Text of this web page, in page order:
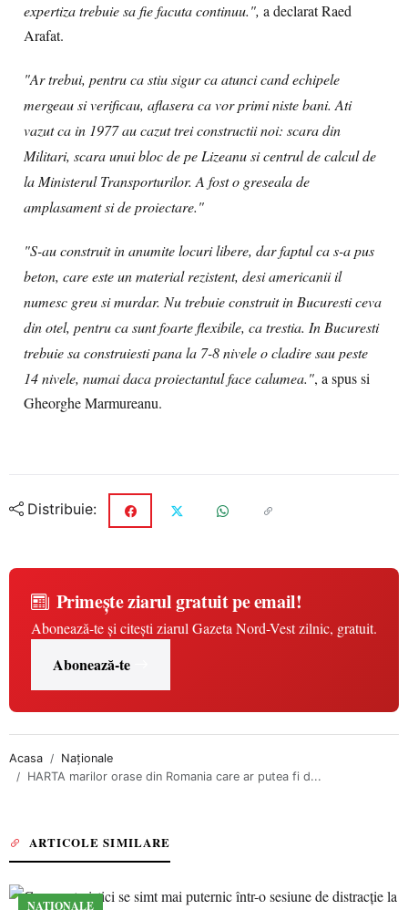
expertiza trebuie sa fie facuta continuu.", a declarat Raed
Arafat.
"Ar trebui, pentru ca stiu sigur ca atunci cand echipele
mergeau si verificau, aflasera ca vor primi niste bani. Ati
vazut ca in 1977 au cazut trei constructii noi: scara din
Militari, scara unui bloc de pe Lizeanu si centrul de calcul de
la Ministerul Transporturilor. A fost o greseala de
amplasament si de proiectare."
"S-au construit in anumite locuri libere, dar faptul ca s-a pus
beton, care este un material rezistent, desi americanii il
numesc greu si murdar. Nu trebuie construit in Bucuresti ceva
din otel, pentru ca sunt foarte flexibile, ca trestia. In Bucuresti
trebuie sa construiesti pana la 7-8 nivele o cladire sau peste
14 nivele, numai daca proiectantul face calumea.", a spus si
Gheorghe Marmureanu.
Distribuie:
Primește ziarul gratuit pe email!
Abonează-te și citești ziarul Gazeta Nord-Vest zilnic, gratuit.
Abonează-te
Acasa
Naționale
HARTA marilor orase din Romania care ar putea fi d...
ARTICOLE SIMILARE
NAȚIONALE